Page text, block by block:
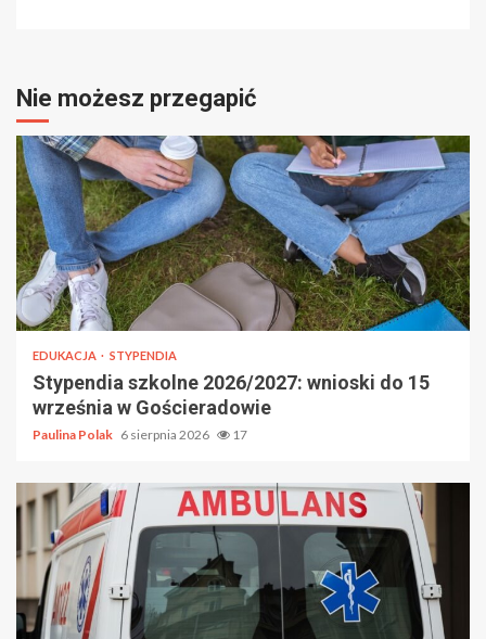
Nie możesz przegapić
EDUKACJA STYPENDIA
Stypendia szkolne 2026/2027: wnioski do 15
września w Gościeradowie
Paulina Polak 6 sierpnia 2026 17